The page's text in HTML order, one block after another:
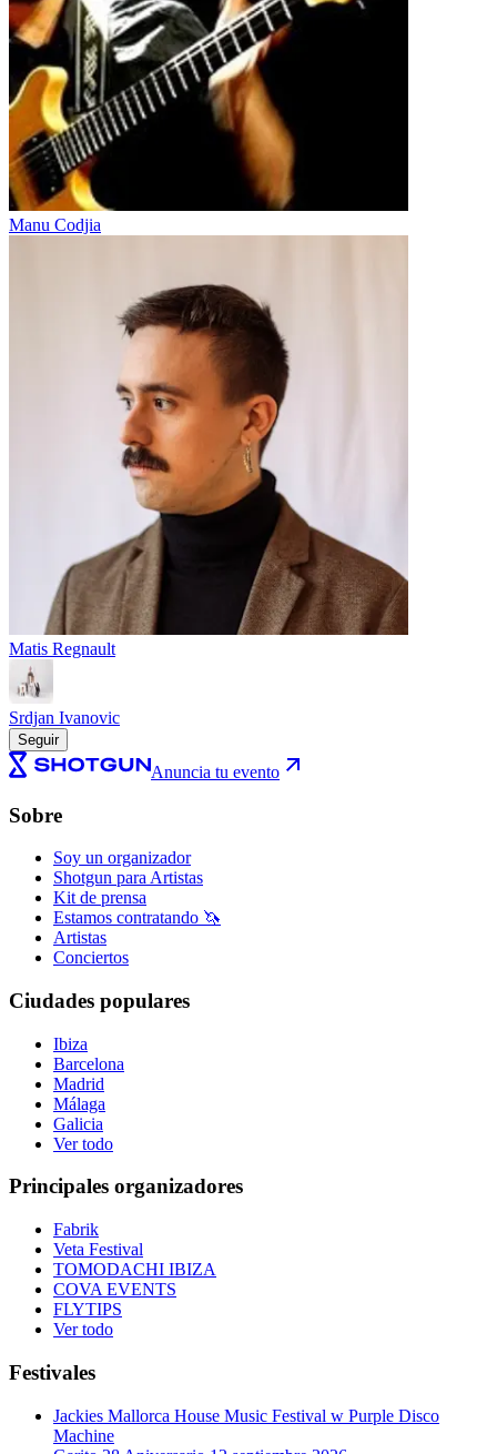
Manu Codjia
Matis Regnault
Srdjan Ivanovic
Seguir
Anuncia tu evento
Sobre
Soy un organizador
Shotgun para Artistas
Kit de prensa
Estamos contratando 🦄
Artistas
Conciertos
Ciudades populares
Ibiza
Barcelona
Madrid
Málaga
Galicia
Ver todo
Principales organizadores
Fabrik
Veta Festival
TOMODACHI IBIZA
COVA EVENTS
FLYTIPS
Ver todo
Festivales
Jackies Mallorca House Music Festival w Purple Disco
Machine